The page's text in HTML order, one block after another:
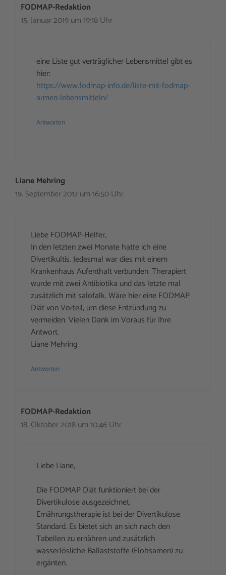
FODMAP-Redaktion
15. Januar 2019 um 19:18 Uhr
eine Liste gut verträglicher Lebensmittel gibt es
hier:
https://www.fodmap-info.de/liste-mit-fodmap-
armen-lebensmitteln/
Antworten
Liane Mehring
19. September 2017 um 16:50 Uhr
Liebe FODMAP-Helfer,
In den letzten zwei Monate hatte ich eine
Divertikultis. Jedesmal war dies mit einem
Krankenhaus Aufenthalt verbunden. Therapiert
wurde mit zwei Antibiotika und das letzte mal
zusätzlich mit salofalk. Wäre hier eine FODMAP
Diät von Vorteil, um diese Entzündung zu
vermeiden. Vielen Dank im Voraus für Ihre
Antwort.
Liane Mehring
Antworten
FODMAP-Redaktion
18. Oktober 2018 um 10:46 Uhr
Liebe Liane,
Die FODMAP Diät funktioniert bei der
Divertikulose ausgezeichnet,
Ernährungstherapie ist bei der Divertikulose
Standard. Es bietet sich an sich nach den
Tabellen zu ernähren und zusätzlich
wasserlösliche Ballaststoffe (Flohsamen) zu
ergänten.